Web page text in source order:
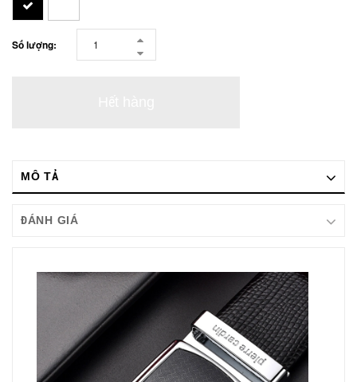
Số lượng:
MÔ TẢ
ĐÁNH GIÁ